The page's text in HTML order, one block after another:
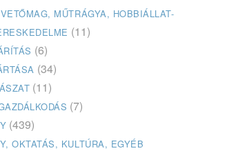
MŰTRÁGYA, HOBBIÁLLAT-
(11)
(6)
(34)
(11)
(7)
(439)
OKTATÁS, KULTÚRA, EGYÉB